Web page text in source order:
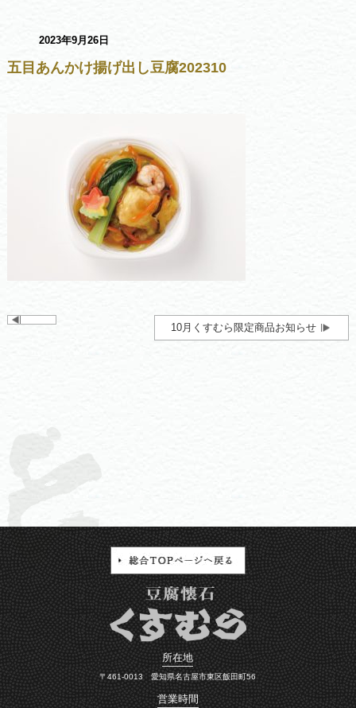
2023年9月26日
五目あんかけ揚げ出し豆腐202310
10月くすむら限定商品お知らせ
所在地
〒461-0013 愛知県名古屋市東区飯田町56
営業時間